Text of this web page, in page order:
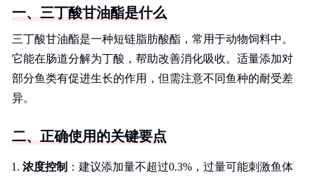
一、三丁酸甘油酯是什么
三丁酸甘油酯是一种短链脂肪酸酯，常用于动物饲料中。
它能在肠道分解为丁酸，帮助改善消化吸收。适量添加对
部分鱼类有促进生长的作用，但需注意不同鱼种的耐受差
异。
二、正确使用的关键要点
浓度控制 ：建议添加量不超过0.3%，过量可能刺激鱼体